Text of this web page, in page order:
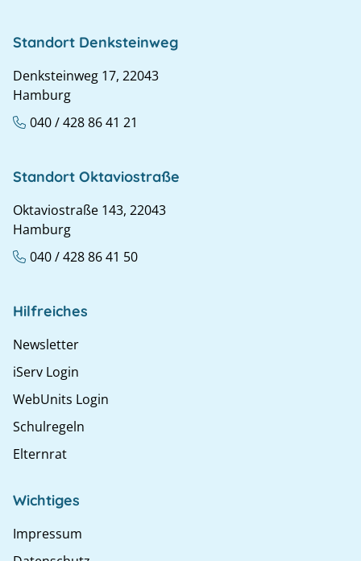
Standort Denksteinweg
Denksteinweg 17, 22043
Hamburg
040 / 428 86 41 21
Standort Oktaviostraße
Oktaviostraße 143, 22043
Hamburg
040 / 428 86 41 50
Hilfreiches
Newsletter
iServ Login
WebUnits Login
Schulregeln
Elternrat
Wichtiges
Impressum